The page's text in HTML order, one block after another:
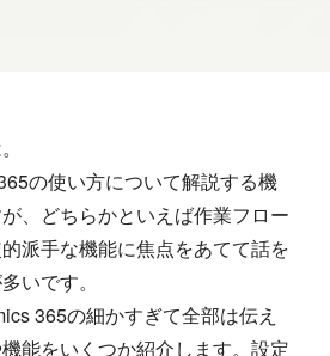
の使い方について解説する機
、どちらかといえば作業フロー
派手な機能に焦点をあてて話を
いです。
365の細かすぎて全部は伝え
能をいくつか紹介します。設定